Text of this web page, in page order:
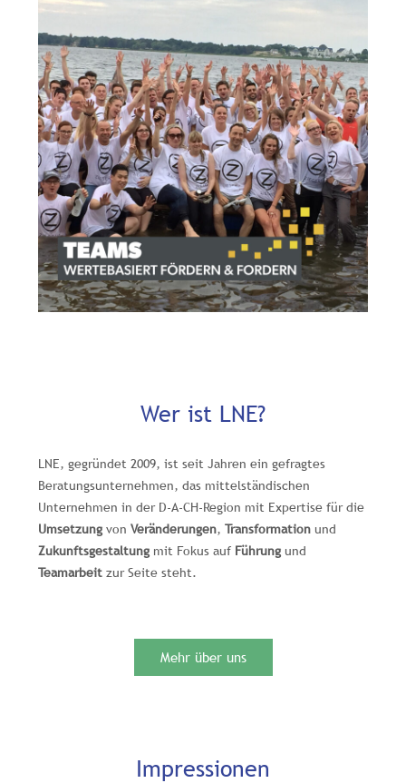
Wer ist LNE?
LNE, gegründet 2009, ist seit Jahren ein gefragtes
Beratungsunternehmen, das mittelständischen
Unternehmen in der D-A-CH-Region mit Expertise für die
Umsetzung von Veränderungen, Transformation und
Zukunftsgestaltung mit Fokus auf Führung und
Teamarbeit zur Seite steht.
Mehr über uns
Impressionen